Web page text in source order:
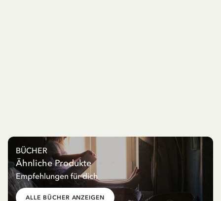
BÜCHER
Ähnliche Produkte
Empfehlungen für dich
ALLE BÜCHER ANZEIGEN